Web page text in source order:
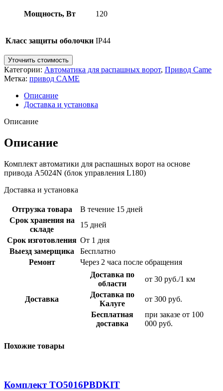
Мощность, Вт 120
Класс защиты оболочки IP44
Уточнить стоимость
Категории: Автоматика для распашных ворот, Привод Came
Метка: привод CAME
Описание
Доставка и установка
Описание
Описание
Комплект автоматики для распашных ворот на основе
привода А5024N (блок управления L180)
Доставка и установка
Отгрузка товара
В течение 15 дней
Срок хранения на
складе
15 дней
Срок изготовления От 1 дня
Выезд замерщика
Бесплатно
Ремонт
Через 2 часа после обращения
Доставка
Доставка по
области
от 30 руб./1 км
Доставка по
Калуге
от 300 руб.
Бесплатная
доставка
при заказе от 100
000 руб.
Похожие товары
Комплект TO5016PBDKIT